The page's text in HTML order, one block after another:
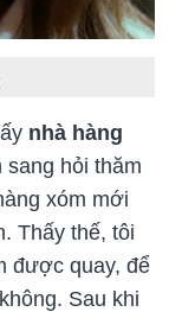
nhà hàng
sang hỏi thăm
xóm mới
Thấy thế, tôi
được quay, để
Sau khi